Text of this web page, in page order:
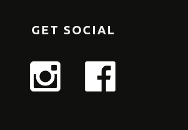
GET SOCIAL